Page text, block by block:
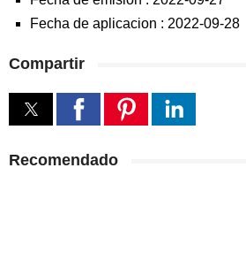
Fecha de aplicacion : 2022-09-28
Compartir
Recomendado